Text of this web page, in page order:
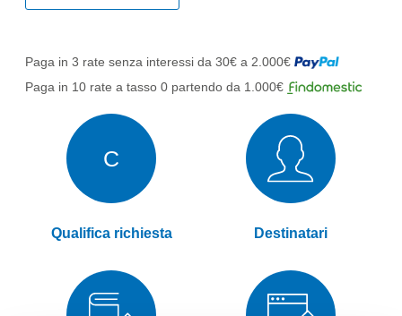
Paga in 3 rate senza interessi da 30€ a 2.000€
Paga in 10 rate a tasso 0 partendo da 1.000€
C
Qualifica richiesta Destinatari